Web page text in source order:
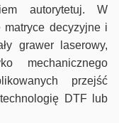
autorytetuj. W
matryce decyzyjne i
grawer laserowy,
mechanicznego
przejść
DTF lub